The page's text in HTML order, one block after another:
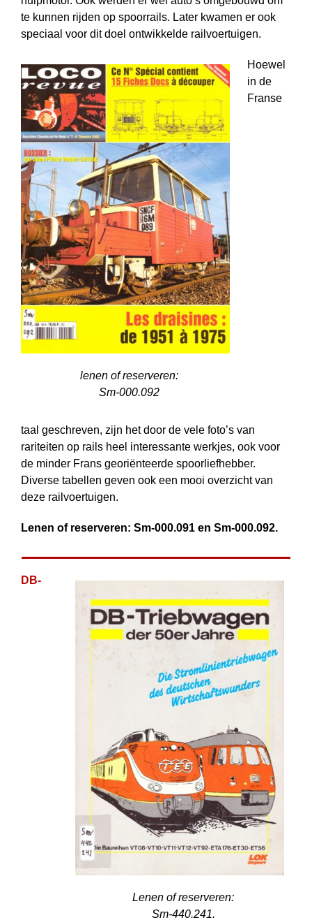
te kunnen rijden op spoorrails. Later kwamen er ook
speciaal voor dit doel ontwikkelde railvoertuigen.
lenen of reserveren:
Sm-000.092
Hoewel
in de
Franse
taal geschreven, zijn het door de vele foto’s van
rariteiten op rails heel interessante werkjes, ook voor
de minder Frans georiënteerde spoorliefhebber.
Diverse tabellen geven ook een mooi overzicht van
deze railvoertuigen.
Lenen of reserveren: Sm-000.091 en Sm-000.092.
Lenen of reserveren:
Sm-440.241.
DB-